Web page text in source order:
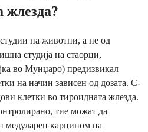
жлезда?
на животни, а не од
студија на стаорци,
во Мунџаро) предизвикал
на начин зависен од дозата. C-
клетки во тироидната жлезда.
тие можат да
медуларен карцином на